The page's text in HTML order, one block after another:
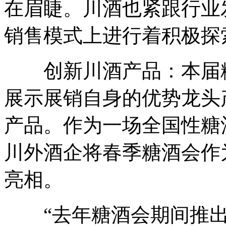
在眉睫。川酒也紧跟行
销售模式上进行着积极探
创新川酒产品：本届
展示展销自身的优势龙
产品。作为一场全国性
川外酒企将春季糖酒会
亮相。
“去年糖酒会期间推出